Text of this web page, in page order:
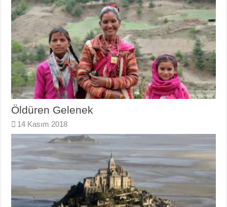
Öldüren Gelenek
14 Kasım 2018